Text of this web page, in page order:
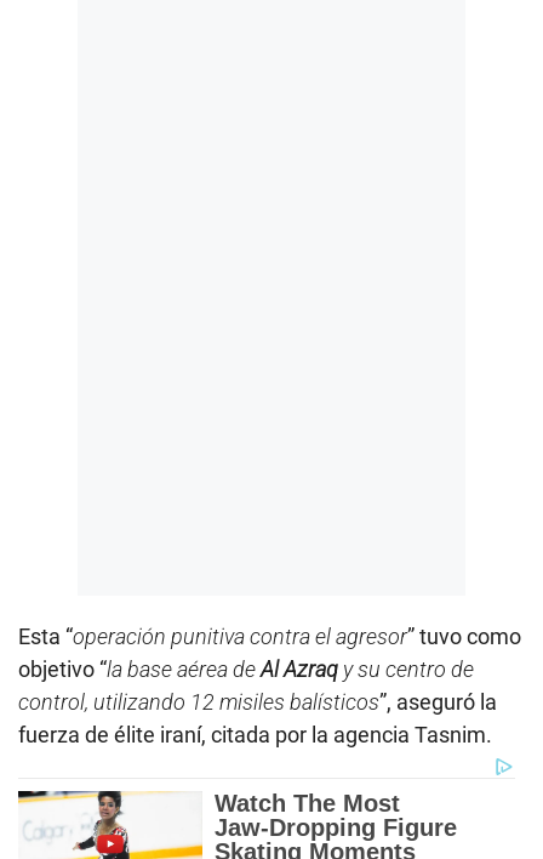
Esta “operación punitiva contra el agresor” tuvo como
objetivo “la base aérea deAl Azraq y su centro de
control, utilizando 12 misiles balísticos”, aseguró la
fuerza de élite iraní, citada por la agencia Tasnim.